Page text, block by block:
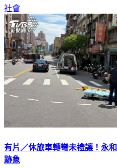
社會
有片／休旅車轉彎未禮讓！永
跡象